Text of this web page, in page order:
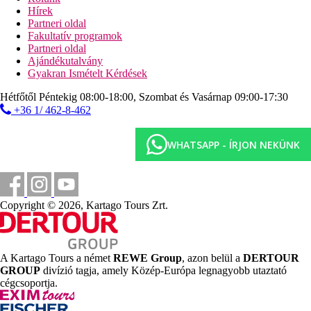
miniklub
bolt
Wi-Fi (ingyenes)
konferenciaterem (felár ellenében)
közös helyiség TV-vel
A strand leírása
ingyenes napozóágyak, napernyők és törölközők
Ingyenes sporttevékenység
animációs és esti programok
mini golf
Asztali tenisz
strandröplabda
röplabda és focipálya
kosárlabda
darts
fitnesz
ellenében)
biliárd
Hírek
Partneri oldal
Fakultatív programok
Partneri oldal
Ajándékutalvány
Gyakran Ismételt Kérdések
Hétfőtől Péntekig 08:00-18:00, Szombat és Vasárnap 09:00-17:30
+36 1/ 462-8-462
WHATSAPP - ÍRJON NEKÜNK
Copyright © 2026, Kartago Tours Zrt.
A Kartago Tours a német REWE Group, azon belül a DERTOUR
GROUP divízió tagja, amely Közép-Európa legnagyobb utaztató
cégcsoportja.